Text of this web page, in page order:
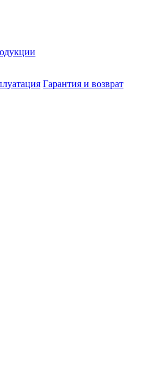
Гарантия и возврат